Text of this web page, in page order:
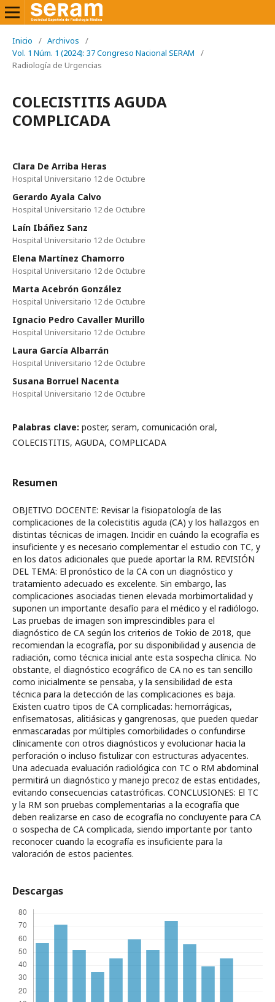
Inicio / Archivos
/
Vol. 1 Núm. 1 (2024): 37 Congreso Nacional SERAM
/
Radiología de Urgencias
COLECISTITIS AGUDA
COMPLICADA
Clara De Arriba Heras
Hospital Universitario 12 de Octubre
Gerardo Ayala Calvo
Hospital Universitario 12 de Octubre
Laín Ibáñez Sanz
Hospital Universitario 12 de Octubre
Elena Martínez Chamorro
Hospital Universitario 12 de Octubre
Marta Acebrón González
Hospital Universitario 12 de Octubre
Ignacio Pedro Cavaller Murillo
Hospital Universitario 12 de Octubre
Laura García Albarrán
Hospital Universitario 12 de Octubre
Susana Borruel Nacenta
Hospital Universitario 12 de Octubre
Palabras clave: poster, seram, comunicación oral,
COLECISTITIS, AGUDA, COMPLICADA
Resumen
OBJETIVO DOCENTE: Revisar la fisiopatología de las
complicaciones de la colecistitis aguda (CA) y los hallazgos en
distintas técnicas de imagen. Incidir en cuándo la ecografía es
insuficiente y es necesario complementar el estudio con TC, y
en los datos adicionales que puede aportar la RM. REVISIÓN
DEL TEMA: El pronóstico de la CA con un diagnóstico y
tratamiento adecuado es excelente. Sin embargo, las
complicaciones asociadas tienen elevada morbimortalidad y
suponen un importante desafío para el médico y el radiólogo.
Las pruebas de imagen son imprescindibles para el
diagnóstico de CA según los criterios de Tokio de 2018, que
recomiendan la ecografía, por su disponibilidad y ausencia de
radiación, como técnica inicial ante esta sospecha clínica. No
obstante, el diagnóstico ecográfico de CA no es tan sencillo
como inicialmente se pensaba, y la sensibilidad de esta
técnica para la detección de las complicaciones es baja.
Existen cuatro tipos de CA complicadas: hemorrágicas,
enfisematosas, alitiásicas y gangrenosas, que pueden quedar
enmascaradas por múltiples comorbilidades o confundirse
clínicamente con otros diagnósticos y evolucionar hacia la
perforación o incluso fistulizar con estructuras adyacentes.
Una adecuada evaluación radiológica con TC o RM abdominal
permitirá un diagnóstico y manejo precoz de estas entidades,
evitando consecuencias catastróficas. CONCLUSIONES: El TC
y la RM son pruebas complementarias a la ecografía que
deben realizarse en caso de ecografía no concluyente para CA
o sospecha de CA complicada, siendo importante por tanto
reconocer cuando la ecografía es insuficiente para la
valoración de estos pacientes.
Descargas